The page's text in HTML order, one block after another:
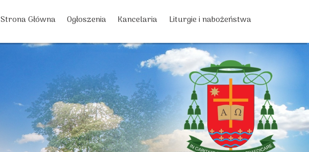
Strona Główna Ogłoszenia Kancelaria Liturgie i nabożeństwa